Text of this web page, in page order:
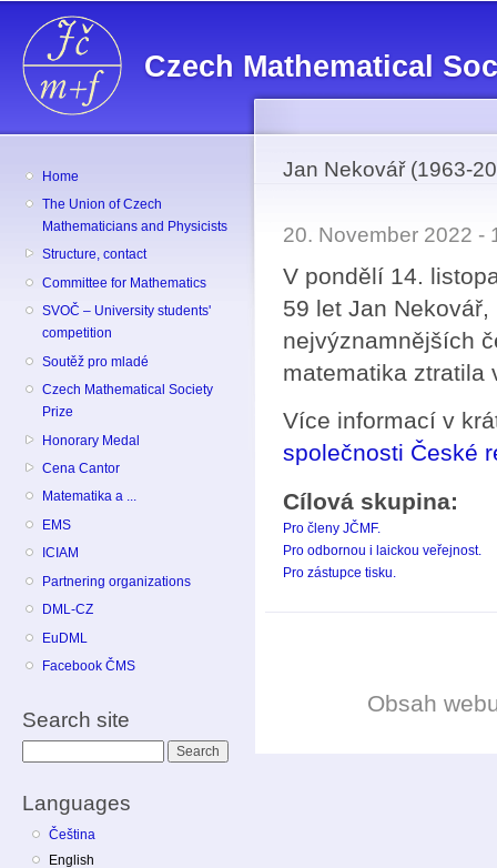
Czech Mathematical
Home
The Union of Czech
Mathematicians and Physicists
Structure, contact
Committee for Mathematics
SVOČ – University students'
competition
Soutěž pro mladé
Czech Mathematical Society
Prize
Honorary Medal
Cena Cantor
Matematika a ...
EMS
ICIAM
Partnering organizations
DML-CZ
EuDML
Facebook ČMS
Search site
Languages
Čeština
English
Jan Nekovář (1963-
20. November 2022
V pondělí 14.
59 let Jan
nejvýznamnějších
matematika ztratila
Více informací v
společnosti České
Cílová skupina:
Pro členy JČMF.
Pro odbornou i laickou veřejnost.
Pro zástupce tisku.
Obsah